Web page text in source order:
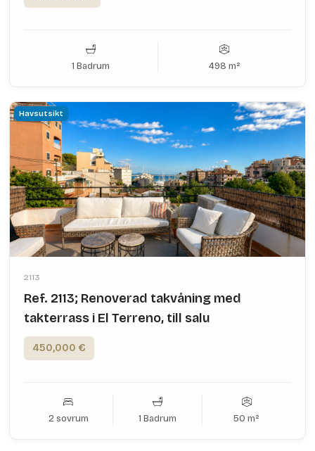
1 Badrum 498 m²
Havsutsikt
2113
Ref. 2113; Renoverad takvåning med
takterrass i El Terreno, till salu
450,000 €
2 sovrum 1 Badrum 50 m²